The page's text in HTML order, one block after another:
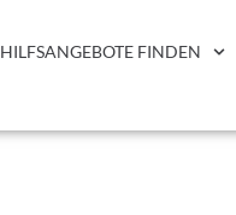
HILFSANGEBOTE FINDEN